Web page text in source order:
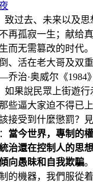
致过去、未来以及
再孤寂一生；献给
而无需篡改的时代
、活在老大哥及双
治·奥威尔《1984
如果說民眾上街遊
些逼大家迫不得已
接受到什麼懲罰？
當今世界，專制的
治還在控制人的思
向愚昧和自我欺騙
的機器，我們服從